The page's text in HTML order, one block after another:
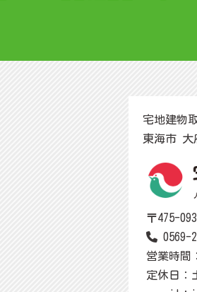
宅地建物
東海市 大
〒475-
0569-
営業時間
定休日：